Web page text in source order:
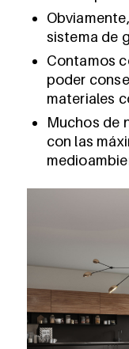
sistema de
Contamos
poder
materiales
Muchos de
con las